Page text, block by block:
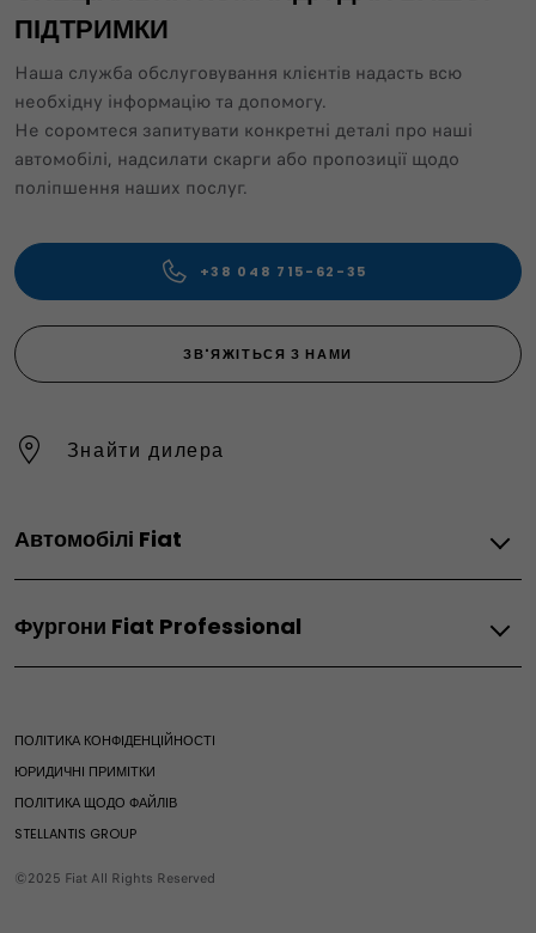
ПІДТРИМКИ
Наша служба обслуговування клієнтів надасть всю
необхідну інформацію та допомогу.
Не соромтеся запитувати конкретні деталі про наші
автомобілі, надсилати скарги або пропозиції щодо
поліпшення наших послуг.
+38 048 715-62-35
ЗВ'ЯЖІТЬСЯ З НАМИ
Знайти дилера
Автомобілі Fiat
Grande Panda Electric
З двигуном внутрішнього згоряння
Фургони Fiat Professional
Scudo
Ducato
Ulysse
ПОЛІТИКА КОНФІДЕНЦІЙНОСТІ
ЮРИДИЧНІ ПРИМІТКИ
ПОЛІТИКА ЩОДО ФАЙЛІВ
STELLANTIS GROUP
©2025 Fiat All Rights Reserved